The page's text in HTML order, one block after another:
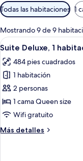
Filtros
disponibles
para
las
habitaciones
Todas las habitaciones 1
Mostrando 9 de 9
Abrir
todas
las
fotos
de
Suite
Deluxe,
habitación
4
Suite Deluxe, 1
484 pies cuadrados
1 habitación
2 personas
1 cama Queen size
Wifi gratuito
Más detalles
Más